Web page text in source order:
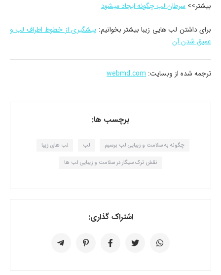
بیشتر>> سرطان لب چگونه ایجاد میشود
برای داشتن لب هایی زیبا بیشتر بخوانیم: پیشگیری از خطوط اطراف لب و
عمیق شدن آن
ترجمه شده از وبسایت: webmd.com
برچسب ها:
چگونه به سلامت و زیبایی لب برسیم لب لب های زیبا
نقش ترک سیگار در سلامت و زیبایی لب ها
اشتراک گذاری: